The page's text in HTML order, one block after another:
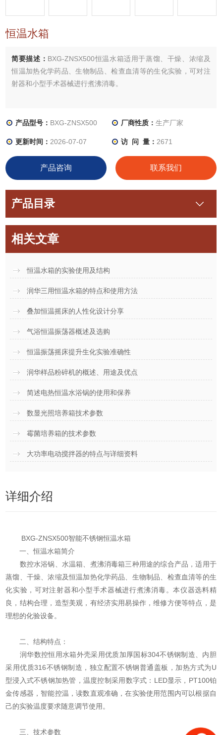
恒温水箱
简要描述： BXG-ZNSX500恒温水箱适用于蒸馏、干燥、浓缩及
恒温加热化学药品、生物制品、检查血清等的生化实验，可对注
射器和小型手术器械进行煮沸消毒。
产品型号： BXG-ZNSX500 厂商性质： 生产厂家
更新时间： 2026-07-07 访 问 量： 2671
产品咨询 联系我们
产品目录
相关文章
恒温水箱的实验使用及结构
润华三用恒温水箱的特点和使用方法
叠加恒温摇床的人性化设计分享
气浴恒温振荡器概述及选购
恒温振荡摇床提升生化实验准确性
润华样品粉碎机的概述、用途及优点
简述电热恒温水浴锅的使用和保养
数显光照培养箱技术参数
霉菌培养箱的技术参数
大功率电动搅拌器的特点与详细资料
详细介绍
BXG-ZNSX500智能不锈钢恒温水箱
一、恒温水箱简介
数控水浴锅、水温箱、煮沸消毒箱三种用途的综合产品，适用于
蒸馏、干燥、浓缩及恒温加热化学药品、生物制品、检查血清等的生
化实验，可对注射器和小型手术器械进行煮沸消毒。本仪器选料精
良，结构合理，造型美观，有经济实用易操作，维修方便等特点，是
理想的化验设备。
二、结构特点：
润华数控恒用水箱外壳采用优质加厚国标304不锈钢制造、内胆
采用优质316不锈钢制造，独立配置不锈钢普通盖板，加热方式为U
型浸入式不锈钢加热管，温度控制采用数字式：LED显示，PT100铂
金传感器，智能控温，读数直观准确，在实验使用范围内可以根据自
己的实验温度要求随意调节使用。
三、技术参数